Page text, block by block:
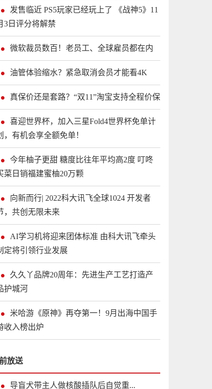
发售临近 PS5玩家已经玩上了 《战神5》11
3日评分将解禁
微软裁员数百！老员工、全球雇员都在内
油管体验缩水？紧急取消会员才能看4K
真保价还是套路？“双11”淘宝支持全程价保
喜迎世界杯，加入三星Fold4世界杯免单计
，有机会享全额免单！
今年柚子更甜 糖度比往年平均高2度 叮咚
菜日销福建蜜柚20万颗
向新而行| 2022科大讯飞全球1024 开发者
，共创无限未来
AI学习机将迎来团体标准 由科大讯飞牵头
定将引领行业发展
久久丫品牌20周年：先进生产工艺打造产
护城河
米哈游《原神》再夺第一！9月出海中国手
收入榜出炉
放送
导盲犬带主人做核酸插队后自觉重...